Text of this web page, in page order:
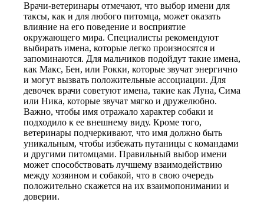
Врачи-ветеринары отмечают, что выбор имени для
таксы, как и для любого питомца, может оказать
влияние на его поведение и восприятие
окружающего мира. Специалисты рекомендуют
выбирать имена, которые легко произносятся и
запоминаются. Для мальчиков подойдут такие имена,
как Макс, Бен, или Рокки, которые звучат энергично
и могут вызвать положительные ассоциации. Для
девочек врачи советуют имена, такие как Луна, Сима
или Ника, которые звучат мягко и дружелюбно.
Важно, чтобы имя отражало характер собаки и
подходило к ее внешнему виду. Кроме того,
ветеринары подчеркивают, что имя должно быть
уникальным, чтобы избежать путаницы с командами
и другими питомцами. Правильный выбор имени
может способствовать лучшему взаимодействию
между хозяином и собакой, что в свою очередь
положительно скажется на их взаимопонимании и
доверии.